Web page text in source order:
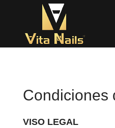
Condiciones
VISO LEGAL